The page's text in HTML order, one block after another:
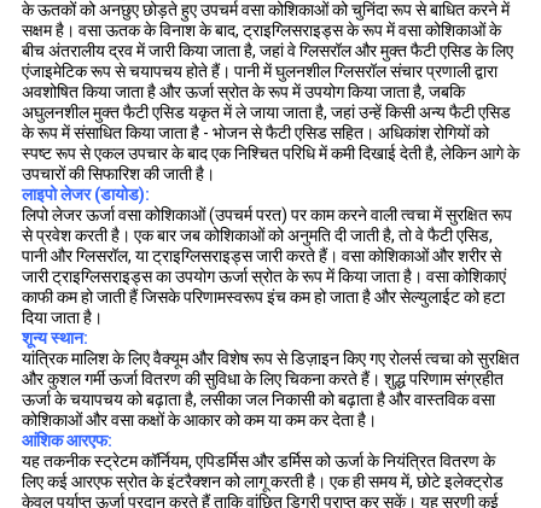
के ऊतकों को अनछुए छोड़ते हुए उपचर्म वसा कोशिकाओं को चुनिंदा रूप से बाधित करने में
सक्षम है। वसा ऊतक के विनाश के बाद, ट्राइग्लिसराइड्स के रूप में वसा कोशिकाओं के
बीच अंतरालीय द्रव में जारी किया जाता है, जहां वे ग्लिसरॉल और मुक्त फैटी एसिड के लिए
एंजाइमेटिक रूप से चयापचय होते हैं। पानी में घुलनशील ग्लिसरॉल संचार प्रणाली द्वारा
अवशोषित किया जाता है और ऊर्जा स्रोत के रूप में उपयोग किया जाता है, जबकि
अघुलनशील मुक्त फैटी एसिड यकृत में ले जाया जाता है, जहां उन्हें किसी अन्य फैटी एसिड
के रूप में संसाधित किया जाता है - भोजन से फैटी एसिड सहित। अधिकांश रोगियों को
स्पष्ट रूप से एकल उपचार के बाद एक निश्चित परिधि में कमी दिखाई देती है, लेकिन आगे के
उपचारों की सिफारिश की जाती है।
लाइपो लेजर (डायोड):
लिपो लेजर ऊर्जा वसा कोशिकाओं (उपचर्म परत) पर काम करने वाली त्वचा में सुरक्षित रूप
से प्रवेश करती है। एक बार जब कोशिकाओं को अनुमति दी जाती है, तो वे फैटी एसिड,
पानी और ग्लिसरॉल, या ट्राइग्लिसराइड्स जारी करते हैं। वसा कोशिकाओं और शरीर से
जारी ट्राइग्लिसराइड्स का उपयोग ऊर्जा स्रोत के रूप में किया जाता है। वसा कोशिकाएं
काफी कम हो जाती हैं जिसके परिणामस्वरूप इंच कम हो जाता है और सेल्युलाईट को हटा
दिया जाता है।
शून्य स्थान:
यांत्रिक मालिश के लिए वैक्यूम और विशेष रूप से डिज़ाइन किए गए रोलर्स त्वचा को सुरक्षित
और कुशल गर्मी ऊर्जा वितरण की सुविधा के लिए चिकना करते हैं। शुद्ध परिणाम संग्रहीत
ऊर्जा के चयापचय को बढ़ाता है, लसीका जल निकासी को बढ़ाता है और वास्तविक वसा
कोशिकाओं और वसा कक्षों के आकार को कम या कम कर देता है।
आंशिक आरएफ:
यह तकनीक स्ट्रेटम कॉर्नियम, एपिडर्मिस और डर्मिस को ऊर्जा के नियंत्रित वितरण के
लिए कई आरएफ स्रोत के इंटरैक्शन को लागू करती है। एक ही समय में, छोटे इलेक्ट्रोड
केवल पर्याप्त ऊर्जा प्रदान करते हैं ताकि वांछित डिग्री प्राप्त कर सकें। यह सरणी कई